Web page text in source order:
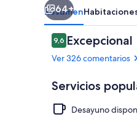
64+
Resumen
Comentarios
9,69,6 de 10
Excepcional
Ver 326 comentarios
Servicios
Desayuno